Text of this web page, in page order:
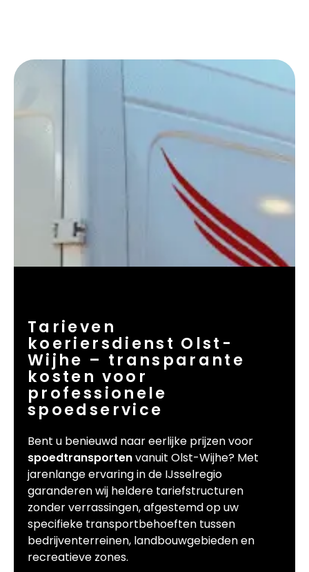
Tarieven
koeriersdienst Olst-
Wijhe – transparante
kosten voor
professionele
spoedservice
Bent u benieuwd naar eerlijke prijzen voor
spoedtransportenvanuit Olst-Wijhe? Met
jarenlange ervaring in de IJsselregio
garanderen wij heldere tariefstructuren
zonder verrassingen, afgestemd op uw
specifieke transportbehoeften tussen
bedrijventerreinen, landbouwgebieden en
recreatieve zones.